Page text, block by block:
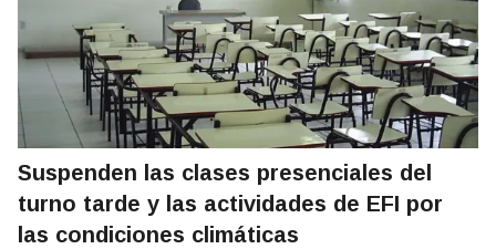
Suspenden las clases presenciales del
turno tarde y las actividades de EFI por
las condiciones climáticas